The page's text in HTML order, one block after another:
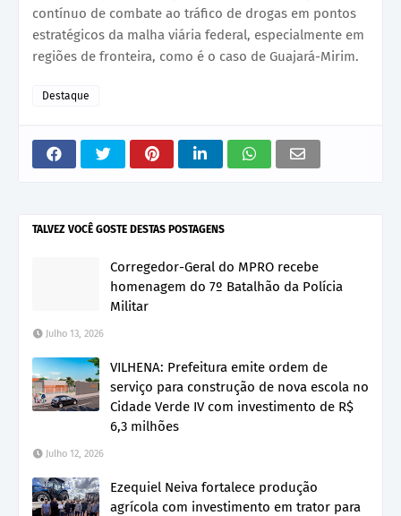
contínuo de combate ao tráfico de drogas em pontos
estratégicos da malha viária federal, especialmente em
regiões de fronteira, como é o caso de Guajará-Mirim.
Destaque
TALVEZ VOCÊ GOSTE DESTAS POSTAGENS
Corregedor-Geral do MPRO recebe
homenagem do 7º Batalhão da Polícia
Militar
Julho 13, 2026
VILHENA: Prefeitura emite ordem de
serviço para construção de nova escola no
Cidade Verde IV com investimento de R$
6,3 milhões
Julho 12, 2026
Ezequiel Neiva fortalece produção
agrícola com investimento em trator para